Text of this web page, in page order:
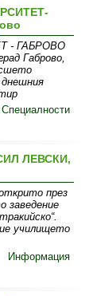
- ГАБРОВО
Габрово,
Специалности
ЛЕВСКИ,
през
заведение
училището
Информация